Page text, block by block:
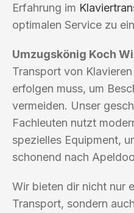
Erfahrung im
optimalen Service zu
Umzugskönig Koch
Transport von
erfolgen muss, um
vermeiden. Unser
Fachleuten nutzt
spezielles Equipment,
schonend nach
Wir bieten dir nicht nur
Transport, sondern